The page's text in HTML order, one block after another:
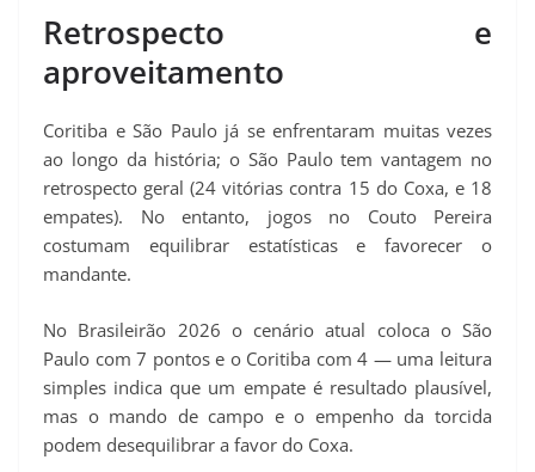
Retrospecto e
aproveitamento
Coritiba e São Paulo já se enfrentaram muitas vezes
ao longo da história; o São Paulo tem vantagem no
retrospecto geral (24 vitórias contra 15 do Coxa, e 18
empates). No entanto, jogos no Couto Pereira
costumam equilibrar estatísticas e favorecer o
mandante.
No Brasileirão 2026 o cenário atual coloca o São
Paulo com 7 pontos e o Coritiba com 4 — uma leitura
simples indica que um empate é resultado plausível,
mas o mando de campo e o empenho da torcida
podem desequilibrar a favor do Coxa.